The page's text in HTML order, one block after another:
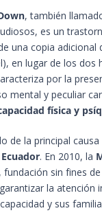
, también
es un
una copia adicional
en lugar de los dos
por la
mental y peculiar
física y
de la principal causa
Ecuador. En 2010, la
, fundación sin fines
la atención
y sus